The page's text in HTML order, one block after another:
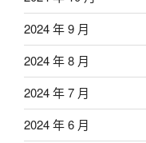
2024 年 9 月
2024 年 8 月
2024 年 7 月
2024 年 6 月